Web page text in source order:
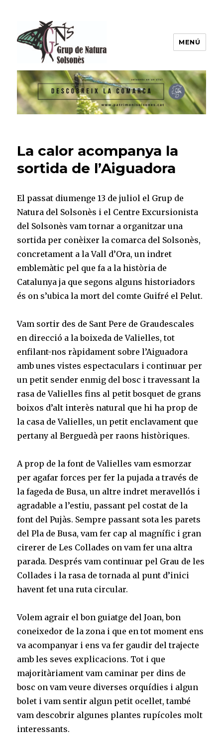
Grup de Natura del Solsonès
MENÚ
La calor acompanya la
sortida de l’Aiguadora
El passat diumenge 13 de juliol el Grup de
Natura del Solsonès i el Centre Excursionista
del Solsonès vam tornar a organitzar una
sortida per conèixer la comarca del Solsonès,
concretament a la Vall d’Ora, un indret
emblemàtic pel que fa a la història de
Catalunya ja que segons alguns historiadors
és on s’ubica la mort del comte Guifré el Pelut.
Vam sortir des de Sant Pere de Graudescales
en direcció a la boixeda de Valielles, tot
enfilant-nos ràpidament sobre l’Aiguadora
amb unes vistes espectaculars i continuar per
un petit sender enmig del bosc i travessant la
rasa de Valielles fins al petit bosquet de grans
boixos d’alt interès natural que hi ha prop de
la casa de Valielles, un petit enclavament que
pertany al Berguedà per raons històriques.
A prop de la font de Valielles vam esmorzar
per agafar forces per fer la pujada a través de
la fageda de Busa, un altre indret meravellós i
agradable a l’estiu, passant pel costat de la
font del Pujàs. Sempre passant sota les parets
del Pla de Busa, vam fer cap al magnífic i gran
cirerer de Les Collades on vam fer una altra
parada. Després vam continuar pel Grau de les
Collades i la rasa de tornada al punt d’inici
havent fet una ruta circular.
Volem agrair el bon guiatge del Joan, bon
coneixedor de la zona i que en tot moment ens
va acompanyar i ens va fer gaudir del trajecte
amb les seves explicacions. Tot i que
majoritàriament vam caminar per dins de
bosc on vam veure diverses orquídies i algun
bolet i vam sentir algun petit ocellet, també
vam descobrir algunes plantes rupícoles molt
interessants.